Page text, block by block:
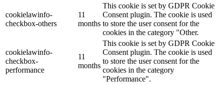
cookielawinfo-
checkbox-others
11
months
This cookie is set by GDPR Cookie
Consent plugin. The cookie is used
to store the user consent for the
cookies in the category "Other.
cookielawinfo-
checkbox-
performance
11
months
This cookie is set by GDPR Cookie
Consent plugin. The cookie is used
to store the user consent for the
cookies in the category
"Performance".